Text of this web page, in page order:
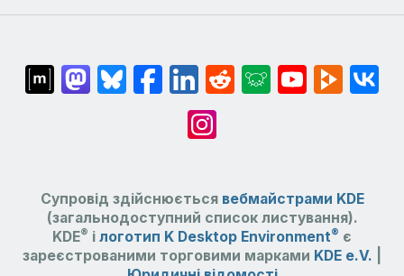
Супровід здійснюється вебмайстрами KDE
(загальнодоступний список листування).
KDE® і логотип K Desktop Environment® є
зареєстрованими торговими марками KDE e.V.